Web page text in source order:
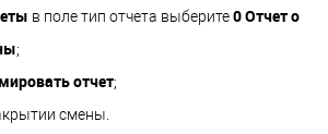
в поле тип отчета выберите0 Отчет о
;
отчет;
смены.